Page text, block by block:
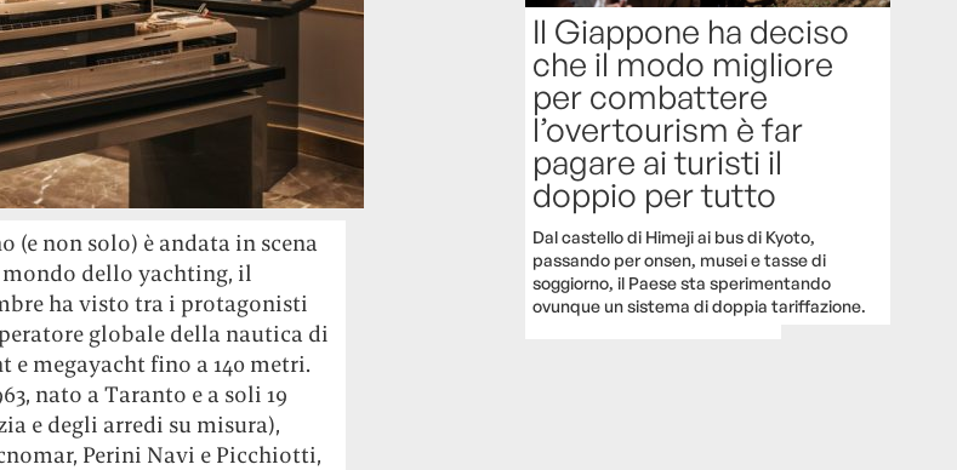
non solo) è andata in scena
dello yachting, il
ha visto tra i protagonisti
globale della nautica di
megayacht fino a 140 metri.
nato a Taranto e a soli 19
e degli arredi su misura),
Perini Navi e Picchiotti,
Il Giappone ha deciso
che il modo migliore
per combattere
l’overtourism è far
pagare ai turisti il
doppio per tutto
Dal castello di Himeji ai bus di Kyoto,
passando per onsen, musei e tasse di
soggiorno, il Paese sta sperimentando
ovunque un sistema di doppia tariffazione.